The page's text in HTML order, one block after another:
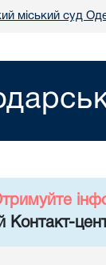
міський суд
Контакт-